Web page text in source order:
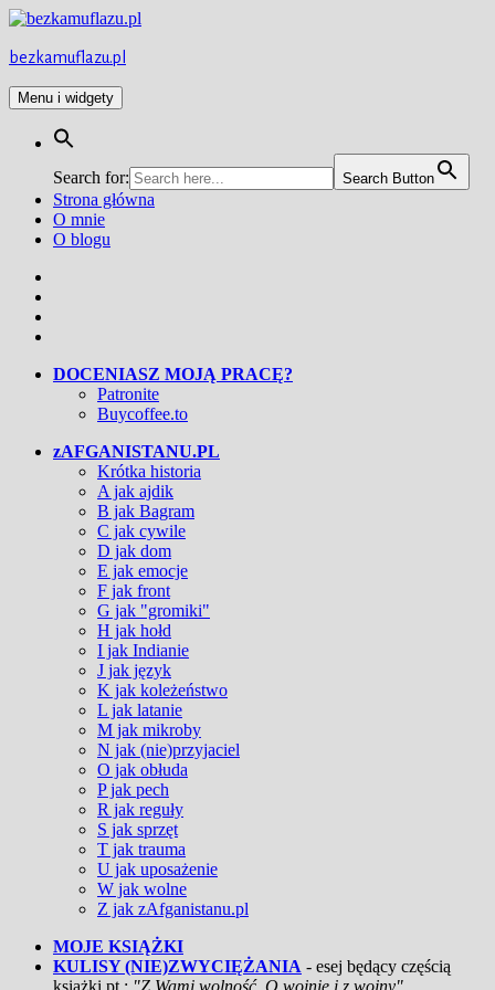
Przejdź
treści
bezkamuflazu.pl
Menu i widgety
Search for: Search Button
Strona główna
O mnie
O blogu
DOCENIASZ MOJĄ PRACĘ?
Patronite
Buycoffee.to
zAFGANISTANU.PL
Krótka historia
A jak ajdik
B jak Bagram
C jak cywile
D jak dom
E jak emocje
F jak front
G jak "gromiki"
H jak hołd
I jak Indianie
J jak język
K jak koleżeństwo
L jak latanie
M jak mikroby
N jak (nie)przyjaciel
O jak obłuda
P jak pech
R jak reguły
S jak sprzęt
T jak trauma
U jak uposażenie
W jak wolne
Z jak zAfganistanu.pl
MOJE KSIĄŻKI
KULISY (NIE)ZWYCIĘŻANIA - esej będący częścią
książki pt.: "Z Wami wolność. O wojnie i z wojny"